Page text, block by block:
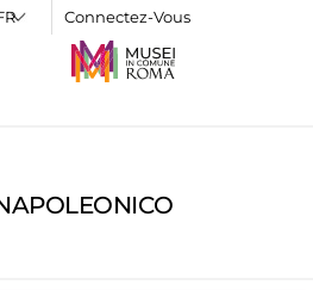
Connectez-Vous